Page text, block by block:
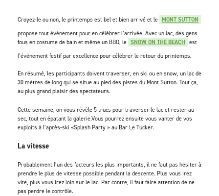
Croyez-le ou non, le printemps est bel et bien arrivé et le MONT SUTTON
propose tout événement pour en célébrer l’arrivée. Avec un lac, des gens
fous en costume de bain et même un BBQ, le SNOW ON THE BEACH est
l’événement festif par excellence pour célébrer le retour du printemps.
En résumé, les participants doivent traverser, en ski ou en snow, un lac de
30 mètres de long qui se situe au pied des pistes du Mont Sutton. Tout ça,
au plus grand plaisir des spectateurs.
Cette semaine, on vous révèle 5 trucs pour traverser le lac et rester au
sec, tout en épatant la galerie.Vous pourrez ensuite vous vanter de vos
exploits à l’après-ski «Splash Party » au Bar Le Tucker.
La vitesse
Probablement l’un des facteurs les plus importants, il ne faut pas hésiter à
prendre le plus de vitesse possible pendant la descente. Plus vous irez
vite, plus vous irez loin sur le lac. Par contre, il faut faire attention de ne
pas perdre le contrôle.